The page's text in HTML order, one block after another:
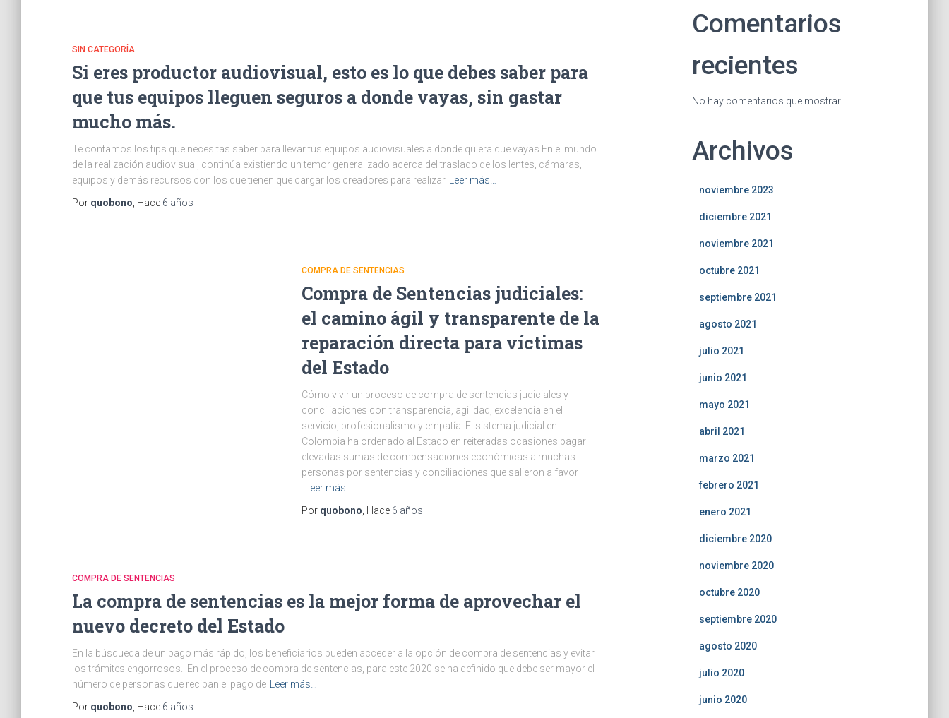
SIN CATEGORÍA
Si eres productor audiovisual, esto es lo que debes saber para
que tus equipos lleguen seguros a donde vayas, sin gastar
mucho más.
Te contamos los tips que necesitas saber para llevar tus equipos audiovisuales a donde quiera que vayas En el mundo
de la realización audiovisual, continúa existiendo un temor generalizado acerca del traslado de los lentes, cámaras,
equipos y demás recursos con los que tienen que cargar los creadores para realizar
Leer más…
Por quobono , Hace 6 años
COMPRA DE SENTENCIAS
Compra de Sentencias judiciales:
el camino ágil y transparente de la
reparación directa para víctimas
del Estado
Cómo vivir un proceso de compra de sentencias judiciales y
conciliaciones con transparencia, agilidad, excelencia en el
servicio, profesionalismo y empatía. El sistema judicial en
Colombia ha ordenado al Estado en reiteradas ocasiones pagar
elevadas sumas de compensaciones económicas a muchas
personas por sentencias y conciliaciones que salieron a favor
Leer más…
Por quobono , Hace 6 años
COMPRA DE SENTENCIAS
La compra de sentencias es la mejor forma de aprovechar el
nuevo decreto del Estado
En la búsqueda de un pago más rápido, los beneficiarios pueden acceder a la opción de compra de sentencias y evitar
los trámites engorrosos. En el proceso de compra de sentencias, para este 2020 se ha definido que debe ser mayor el
número de personas que reciban el pago de
Leer más…
Por quobono , Hace 6 años
Comentarios
recientes
No hay comentarios que mostrar.
Archivos
noviembre 2023
diciembre 2021
noviembre 2021
octubre 2021
septiembre 2021
agosto 2021
julio 2021
junio 2021
mayo 2021
abril 2021
marzo 2021
febrero 2021
enero 2021
diciembre 2020
noviembre 2020
octubre 2020
septiembre 2020
agosto 2020
julio 2020
junio 2020